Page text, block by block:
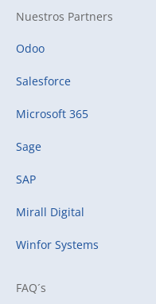
Nuestros Partners
Odoo
Salesforce
Microsoft 365
Sage
SAP
Mirall Digital
Winfor Systems
FAQ´s